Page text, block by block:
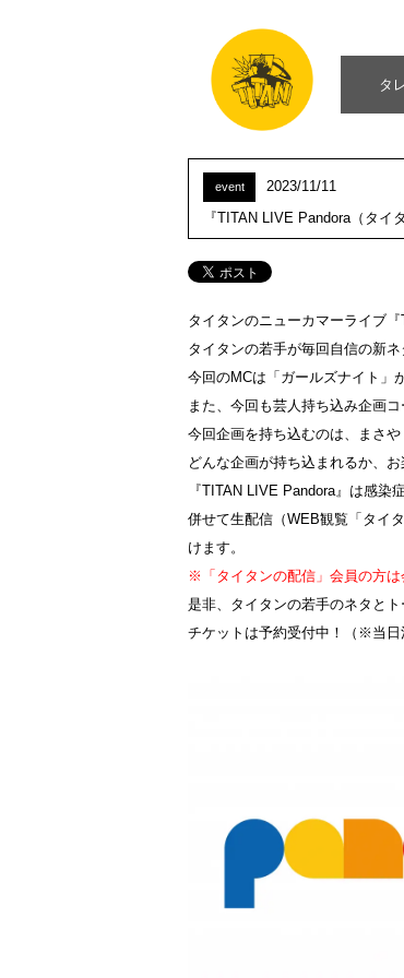
タ
event
2023/11/11
『TITAN LIVE Pandora（タイ
タイタンのニューカマーライブ
タイタンの若手が毎回自信の新
今回のMCは「ガールズナイト」
また、今回も芸人持ち込み企画コ
今回企画を持ち込むのは、まさや
どんな企画が持ち込まれるか、お
『TITAN LIVE Pandora』は感染
併せて生配信（WEB観覧「タイ
けます。
※「タイタンの配信」会員の方は
是非、タイタンの若手のネタと
チケットは予約受付中！（※当日